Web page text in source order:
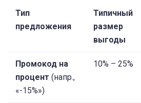
Тип
предложения
Типичный
размер
выгоды
Промокод на
процент (напр.,
«-15%»)
10% – 25%